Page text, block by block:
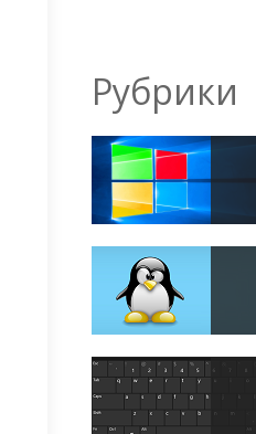
Рубрики